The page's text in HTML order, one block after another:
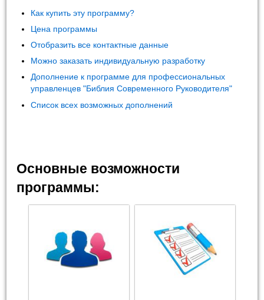
Как купить эту программу?
Цена программы
Отобразить все контактные данные
Можно заказать индивидуальную разработку
Дополнение к программе для профессиональных
управленцев "Библия Современного Руководителя"
Список всех возможных дополнений
Основные возможности
программы: